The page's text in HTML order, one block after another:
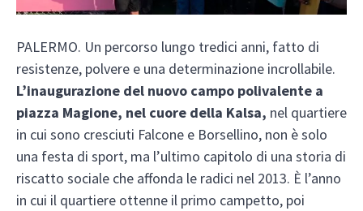
PALERMO. Un percorso lungo tredici anni, fatto di
resistenze, polvere e una determinazione incrollabile.
L’inaugurazione del nuovo campo polivalente a
piazza Magione, nel cuore della Kalsa, nel quartiere
in cui sono cresciuti Falcone e Borsellino, non è solo
una festa di sport, ma l’ultimo capitolo di una storia di
riscatto sociale che affonda le radici nel 2013. È l’anno
in cui il quartiere ottenne il primo campetto, poi